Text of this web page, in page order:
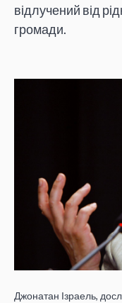
відлучений від
громади.
Джонатан Ізраель,